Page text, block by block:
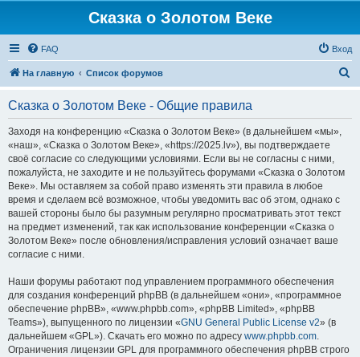
Сказка о Золотом Веке
FAQ Вход
На главную Список форумов
Сказка о Золотом Веке - Общие правила
Заходя на конференцию «Сказка о Золотом Веке» (в дальнейшем «мы»,
«наш», «Сказка о Золотом Веке», «https://2025.lv»), вы подтверждаете
своё согласие со следующими условиями. Если вы не согласны с ними,
пожалуйста, не заходите и не пользуйтесь форумами «Сказка о Золотом
Веке». Мы оставляем за собой право изменять эти правила в любое
время и сделаем всё возможное, чтобы уведомить вас об этом, однако с
вашей стороны было бы разумным регулярно просматривать этот текст
на предмет изменений, так как использование конференции «Сказка о
Золотом Веке» после обновления/исправления условий означает ваше
согласие с ними.
Наши форумы работают под управлением программного обеспечения
для создания конференций phpBB (в дальнейшем «они», «программное
обеспечение phpBB», «www.phpbb.com», «phpBB Limited», «phpBB
Teams»), выпущенного по лицензии «GNU General Public License v2» (в
дальнейшем «GPL»). Скачать его можно по адресу www.phpbb.com.
Ограничения лицензии GPL для программного обеспечения phpBB строго